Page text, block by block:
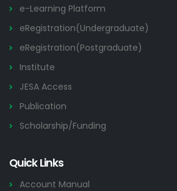
e-Learning Platform
eRegistration(Undergraduate)
eRegistration(Postgraduate)
Institute
JESA Access
Publication
Scholarship/Funding
Quick Links
Account Manual